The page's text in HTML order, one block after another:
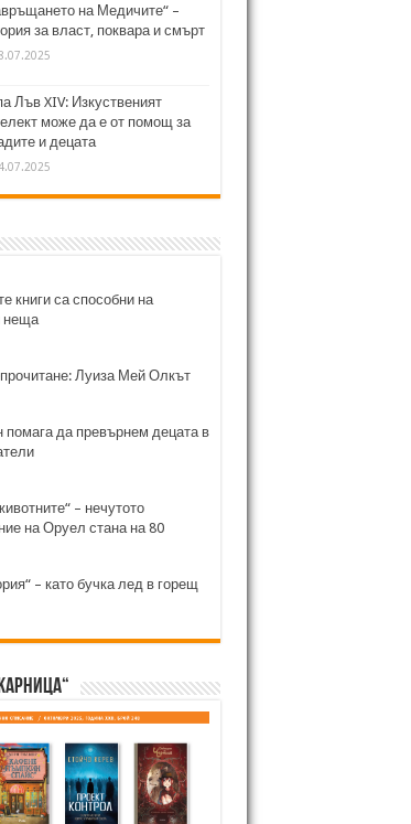
на Медичите“ –
за власт, поквара и смърт
Лъв XIV: Изкуственият
може да е от помощ за
и децата
книги са способни на
неща
Луиза Мей Олкът
да превърнем децата в
– нечутото
на Оруел стана на 80
– като бучка лед в горещ